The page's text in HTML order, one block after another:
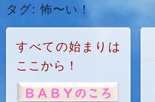
タグ:怖〜い！
すべての始まりは
ここから！